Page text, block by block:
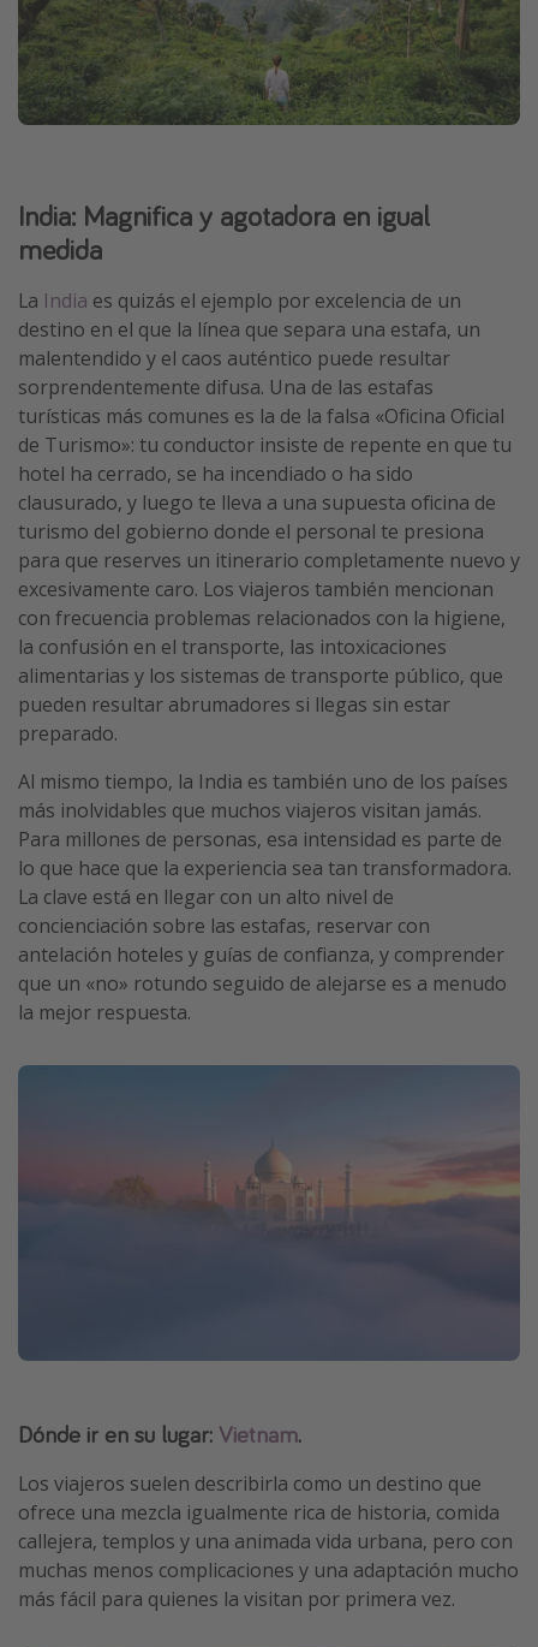
India: Magnifica y agotadora en igual
medida
La India es quizás el ejemplo por excelencia de un
destino en el que la línea que separa una estafa, un
malentendido y el caos auténtico puede resultar
sorprendentemente difusa. Una de las estafas
turísticas más comunes es la de la falsa «Oficina Oficial
de Turismo»: tu conductor insiste de repente en que tu
hotel ha cerrado, se ha incendiado o ha sido
clausurado, y luego te lleva a una supuesta oficina de
turismo del gobierno donde el personal te presiona
para que reserves un itinerario completamente nuevo y
excesivamente caro. Los viajeros también mencionan
con frecuencia problemas relacionados con la higiene,
la confusión en el transporte, las intoxicaciones
alimentarias y los sistemas de transporte público, que
pueden resultar abrumadores si llegas sin estar
preparado.
Al mismo tiempo, la India es también uno de los países
más inolvidables que muchos viajeros visitan jamás.
Para millones de personas, esa intensidad es parte de
lo que hace que la experiencia sea tan transformadora.
La clave está en llegar con un alto nivel de
concienciación sobre las estafas, reservar con
antelación hoteles y guías de confianza, y comprender
que un «no» rotundo seguido de alejarse es a menudo
la mejor respuesta.
Dónde ir en su lugar: Vietnam.
Los viajeros suelen describirla como un destino que
ofrece una mezcla igualmente rica de historia, comida
callejera, templos y una animada vida urbana, pero con
muchas menos complicaciones y una adaptación mucho
más fácil para quienes la visitan por primera vez.